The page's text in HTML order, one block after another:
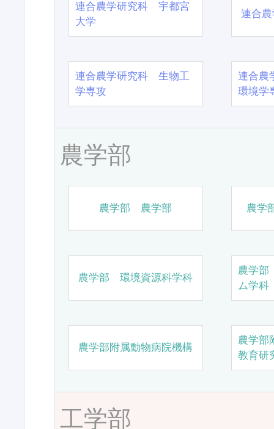
連合農学研究科 宇都宮
大学
連合
連合農学研究科 生物工
学専攻
連合農
環境学
農学部
農学部 農学部 農学
農学部 環境資源科学科
農学
ム学科
農学部附属動物病院機構
農学部
教育研
工学部